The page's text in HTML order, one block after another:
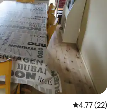
平均评分
4.77 (22)